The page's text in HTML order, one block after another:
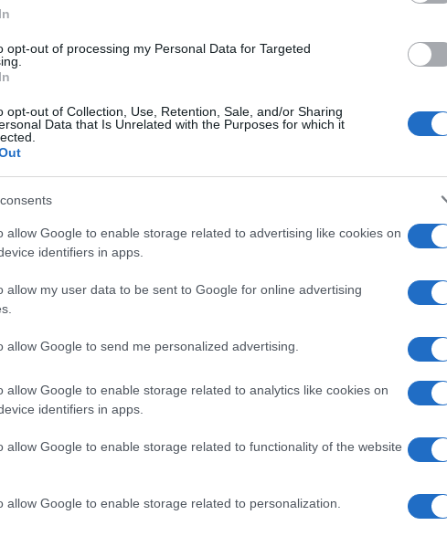
opt-out of processing my Personal Data for Targeted
opt-out of Collection, Use, Retention, Sale, and/or Sharing
Data that Is Unrelated with the Purposes for which it
allow Google to enable storage related to advertising like cookies on
identifiers in apps.
allow my user data to be sent to Google for online advertising
allow Google to send me personalized advertising.
allow Google to enable storage related to analytics like cookies on
identifiers in apps.
allow Google to enable storage related to functionality of the website
allow Google to enable storage related to personalization.
Le oche sono monogame e restano
fedeli al partner per tutta la vita
partner è straordinaria, così…
Redazione Petstory.it · 21 Giu 2023